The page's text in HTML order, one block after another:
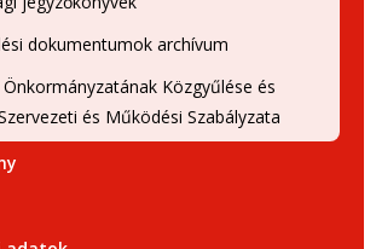
dokumentumok archívum
Önkormányzatának Közgyűlése és
és Működési Szabályzata